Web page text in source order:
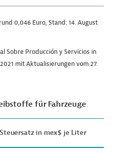
0,046 Euro, Stand: 14. August
Sobre Producción y Servicios in
mit Aktualisierungen vom 27.
für Fahrzeuge
Steuersatz in mex$ je Liter